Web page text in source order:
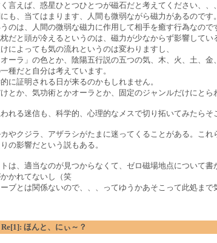
言えば、惑星ひとつひとつが磁石だと考えてください、、
も、当てはまります、人間も微弱ながら磁力があるのです。
のは、人間の微弱な磁力に作用して相手を癒す行為なので
だと頭が冷えるというのは、磁力が少なからず影響してい
によっても気の流れというのは変わりますし、
ーラ」の色とか、陰陽五行説の五つの気、木、火、土、金
種だと自分は考えています。
に証明される日が来るのかもしれません。
とか、気功術とかオーラとか、固定のジャンルだけにと
れる迷信も、科学的、心理的なメスで切り拓いてみたらそ
やクジラ、アザラシがたまに迷ってくることがある。こ
の影響だという説もある。
は、適当なのが見つからなくて、ゼロ磁場地点について
かれてないし（笑
ーブとは関係ないので、、、ってゆうかあそこって此処ま
Re[1]: ほんと、にぃ～？